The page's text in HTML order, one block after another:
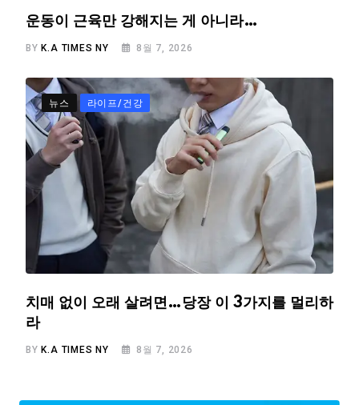
운동이 근육만 강해지는 게 아니라…
BY K.A TIMES NY 8월 7, 2026
뉴스 라이프/건강
치매 없이 오래 살려면…당장 이 3가지를 멀리하
라
BYK.A TIMES NY 8월 7, 2026